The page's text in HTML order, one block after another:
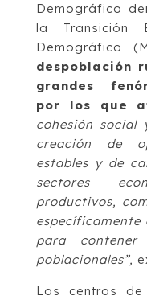
Demográfico
la Transición
Demográfico
despoblación
grandes
por los que
cohesión
creación de
estables y de
sectores
productivos,
específicamente
para
poblacionales”,
Los centros